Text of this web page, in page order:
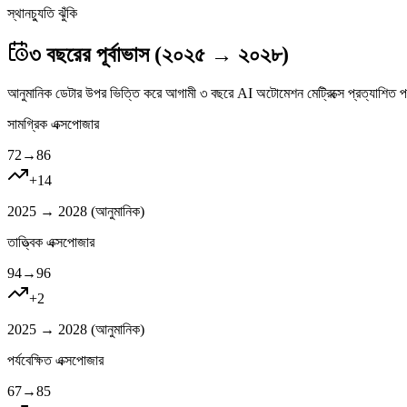
স্থানচ্যুতি ঝুঁকি
৩ বছরের পূর্বাভাস (২০২৫ → ২০২৮)
আনুমানিক ডেটার উপর ভিত্তি করে আগামী ৩ বছরে AI অটোমেশন মেট্রিক্সে প্রত্যাশিত
সামগ্রিক এক্সপোজার
72 →86
+14
2025 → 2028 (আনুমানিক)
তাত্ত্বিক এক্সপোজার
94→96
+2
2025 → 2028 (আনুমানিক)
পর্যবেক্ষিত এক্সপোজার
67→85